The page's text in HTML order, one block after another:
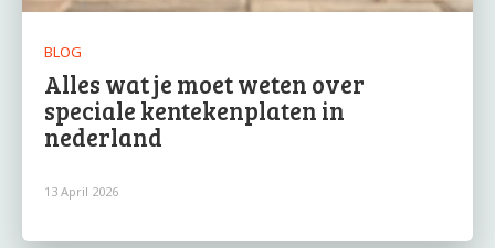
BLOG
Alles wat je moet weten over
speciale kentekenplaten in
nederland
13 April 2026